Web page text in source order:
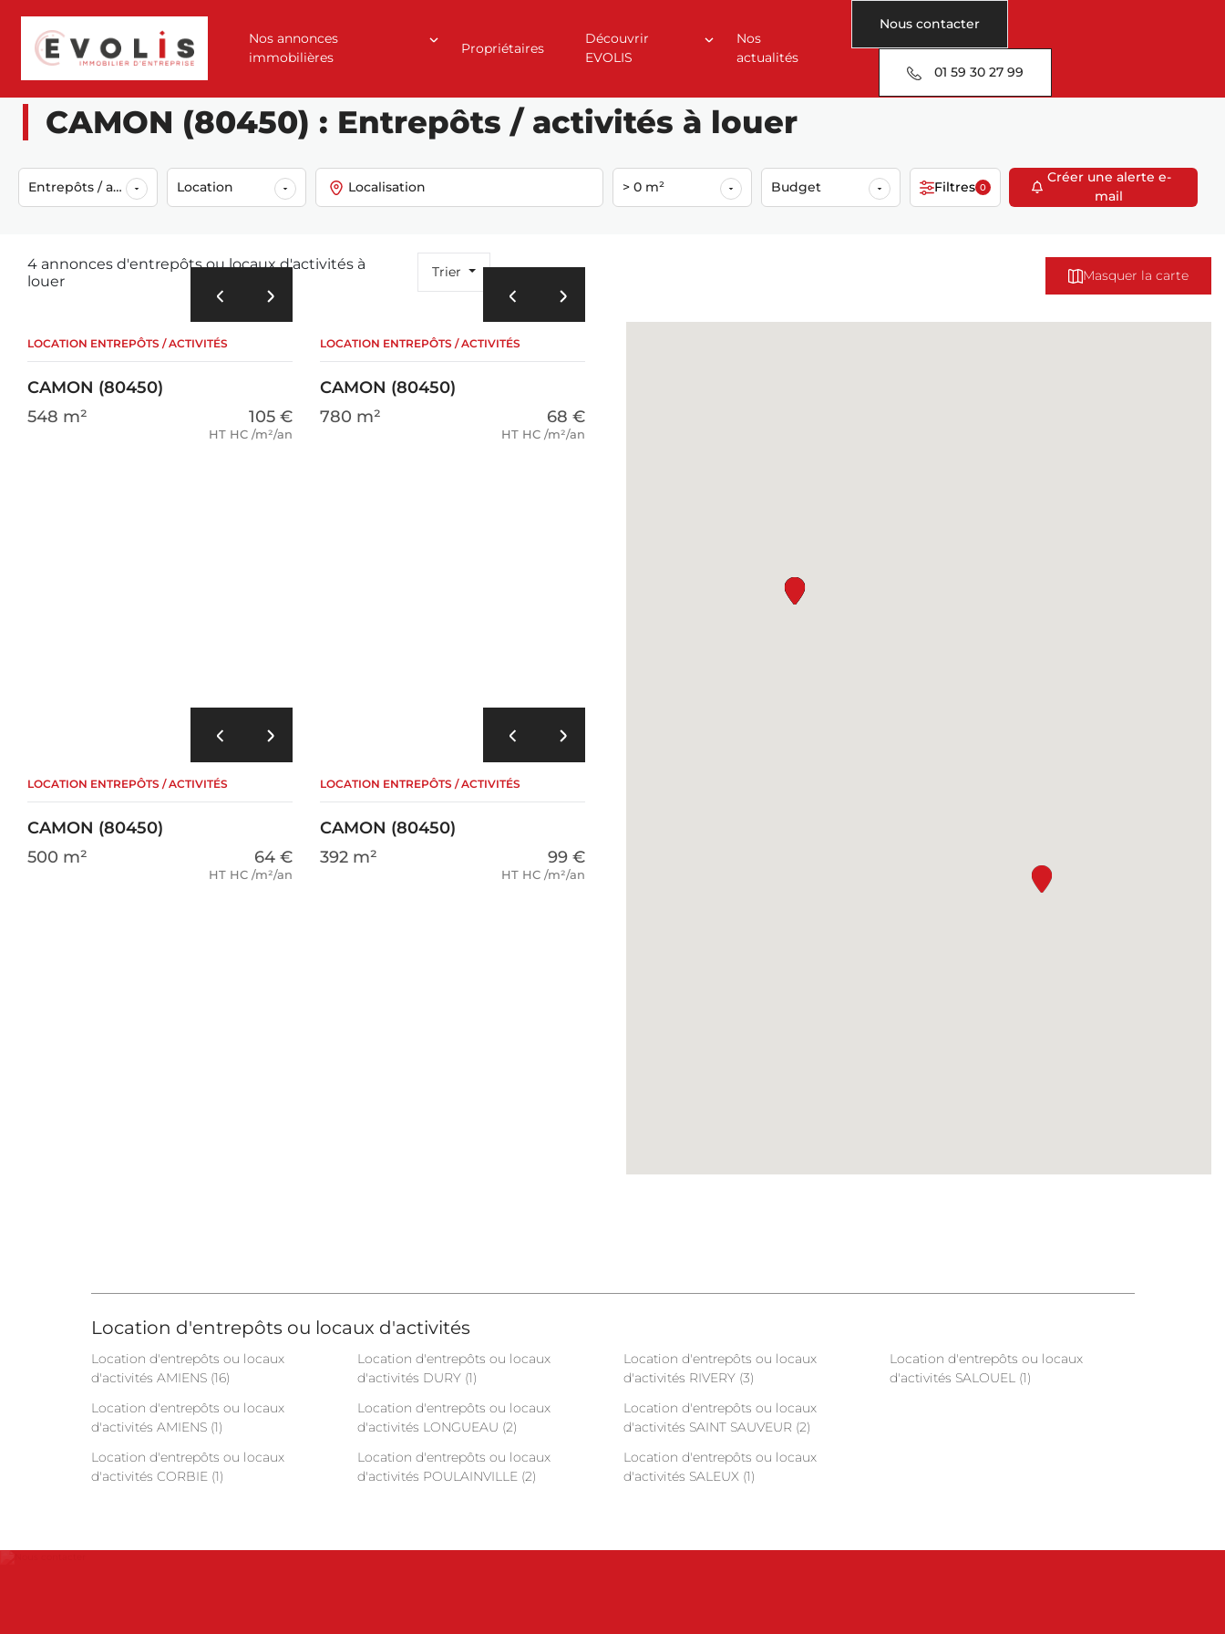
Nos annonces
immobilières
Propriétaires
Découvrir
EVOLIS
Nos
actualités
Nous contacter
01 59 30 27 99
CAMON (80450) : Entrepôts / activités à louer
Entrepôts / activités Location Localisation > 0 m² Budget Filtres 0
Créer une alerte e-
mail
4 annonces d'entrepôts ou locaux d'activités à
louer
Trier Masquer la carte
LOCATION ENTREPÔTS / ACTIVITÉS
CAMON (80450)
548 m²
105 €
HT HC /m²/an
LOCATION ENTREPÔTS / ACTIVITÉS
CAMON (80450)
780 m²
68 €
HT HC /m²/an
LOCATION ENTREPÔTS / ACTIVITÉS
CAMON (80450)
500 m²
64 €
HT HC /m²/an
LOCATION ENTREPÔTS / ACTIVITÉS
CAMON (80450)
392 m²
99 €
HT HC /m²/an
Location d'entrepôts ou locaux d'activités
Location d'entrepôts ou locaux
d'activités AMIENS (16)
Location d'entrepôts ou locaux
d'activités AMIENS (1)
Location d'entrepôts ou locaux
d'activités CORBIE (1)
Location d'entrepôts ou locaux
d'activités DURY (1)
Location d'entrepôts ou locaux
d'activités LONGUEAU (2)
Location d'entrepôts ou locaux
d'activités POULAINVILLE (2)
Location d'entrepôts ou locaux
d'activités RIVERY (3)
Location d'entrepôts ou locaux
d'activités SAINT SAUVEUR (2)
Location d'entrepôts ou locaux
d'activités SALEUX (1)
Location d'entrepôts ou locaux
d'activités SALOUEL (1)